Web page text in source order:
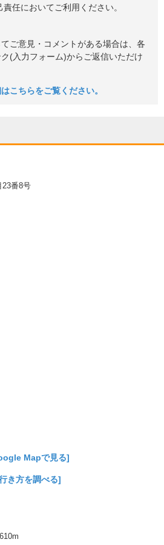
任においてご利用ください。
ご意見・コメントがある場合は、各
(入力フォーム)からご返信いただけ
こちらをご覧ください。
23番8号
Mapで見る]
き方を調べる]